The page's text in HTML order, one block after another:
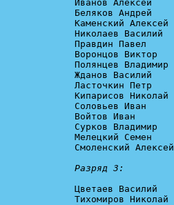
Иванов Алексей
Беляков Андрей
Каменский Алексей
Николаев Василий
Правдин Павел
Воронцов Виктор
Полянцев Владимир
Жданов Василий
Ласточкин Петр
Кипарисов Николай
Соловьев Иван
Войтов Иван
Сурков Владимир
Мелецкий Семен
Смоленский Алексей
Разряд 3:
Цветаев Василий
Тихомиров Николай